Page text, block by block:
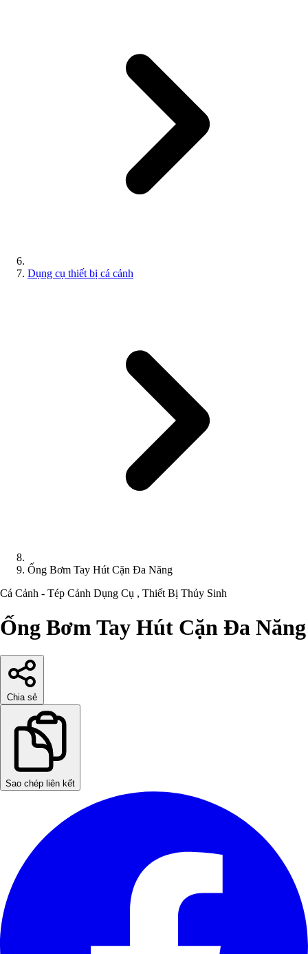
Dụng cụ thiết bị cá cảnh
Ống Bơm Tay Hút Cặn Đa Năng
Cá Cảnh - Tép Cảnh Dụng Cụ , Thiết Bị Thủy Sinh
Ống Bơm Tay Hút Cặn Đa Năng
Chia sẻ
Sao chép liên kết